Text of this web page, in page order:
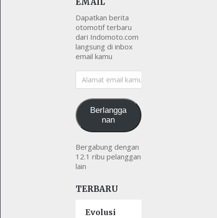
Dapatkan berita
otomotif terbaru
dari Indomoto.com
langsung di inbox
email kamu
Alamat
email
Berlangga
nan
Bergabung dengan
12.1 ribu pelanggan
lain
TERBARU
Evolusi